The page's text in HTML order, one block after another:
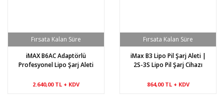
iMAX B6AC Adaptörlü
Profesyonel Lipo Şarj Aleti
2.640,00 TL + KDV
iMax B3 Lipo Pil Şarj Aleti |
2S-3S Lipo Pil Şarj Cihazı
864,00 TL + KDV